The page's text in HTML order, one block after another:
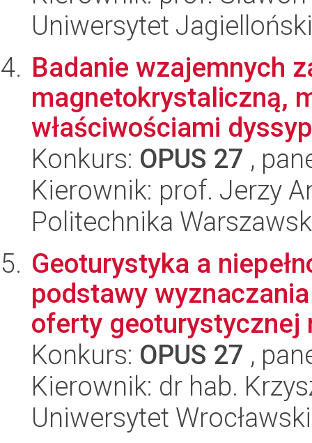
Uniwersytet Jagielloński
Badanie wzajemnych
magnetokrystaliczną,
właściwościami
Konkurs: OPUS 27 ,
Kierownik: prof. Jerzy
Politechnika
Geoturystyka a
podstawy
oferty geoturystycznej
Konkurs: OPUS 27 ,
Kierownik: dr hab.
Uniwersytet Wrocławski